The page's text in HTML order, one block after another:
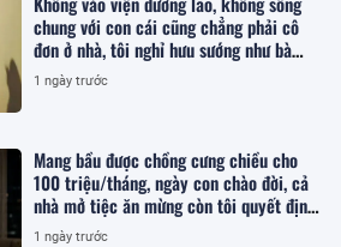
chung với con cái cũng chẳng phải cô
đơn ở nhà, tôi nghỉ hưu sướng như bà
hoàng ở nơi này!
1 ngày trước
Mang bầu được chồng cưng chiều cho
100 triệu/tháng, ngày con chào đời, cả
nhà mở tiệc ăn mừng còn tôi quyết định
ly hôn
1 ngày trước